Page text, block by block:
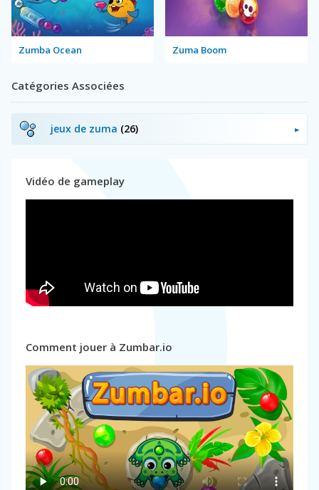
Zumba Ocean Zuma Boom
Catégories Associées
jeux de zuma (26)
Vidéo de gameplay
Comment jouer à Zumbar.io